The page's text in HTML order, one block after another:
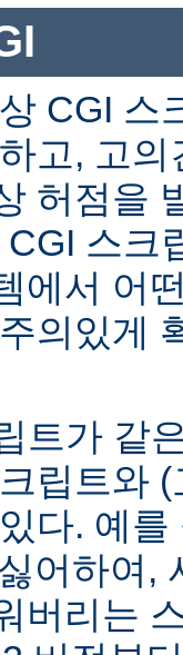
CGI 스
고, 고
허점을
스크
에서 어
의있게
트가 같
립트와
다. 예
어하여,
버리는